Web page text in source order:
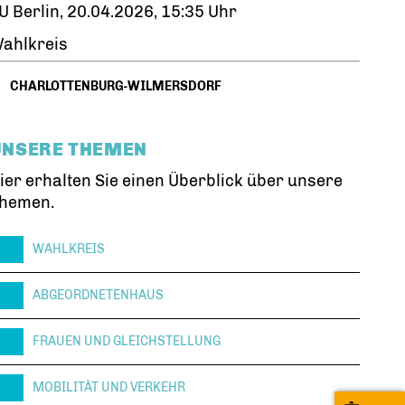
Berlin, 20.04.2026, 15:35 Uhr
CHARLOTTENBURG-WILMERSDORF
THEMEN
erhalten Sie einen Überblick über unsere
WAHLKREIS
ABGEORDNETENHAUS
FRAUEN UND GLEICHSTELLUNG
MOBILITÄT UND VERKEHR